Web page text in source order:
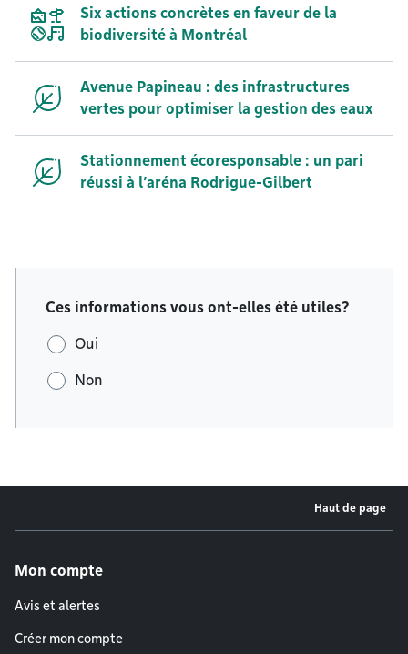
Six actions concrètes en faveur de la
biodiversité à Montréal
Avenue Papineau : des infrastructures
vertes pour optimiser la gestion des eaux
Stationnement écoresponsable : un pari
réussi à l’aréna Rodrigue-Gilbert
Ces informations vous ont-elles été utiles?
Oui
Non
Haut de page
Mon compte
Avis et alertes
Créer mon compte